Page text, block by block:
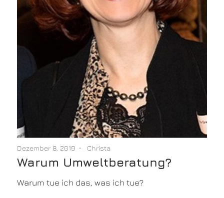
Dezember 8, 2019 Christa
Warum Umweltberatung?
Warum tue ich das, was ich tue?